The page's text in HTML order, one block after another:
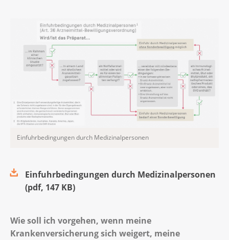
Einfuhrbedingungen durch Medizinalpersonen
Einfuhrbedingungen durch Medizinalpersonen
(pdf, 147 KB)
Wie soll ich vorgehen, wenn meine
Krankenversicherung sich weigert, meine